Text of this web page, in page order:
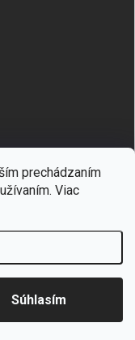
prechádzaním
Viac
Súhlasím
Upraviť nastavenie